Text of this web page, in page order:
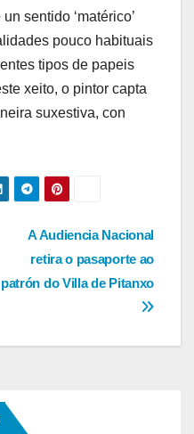
sentido ‘matérico’
pouco habituais
tipos de papeis
xeito, o pintor capta
suxestiva, con
A Audiencia Nacional
retira o pasaporte ao
patrón do Villa de Pitanxo